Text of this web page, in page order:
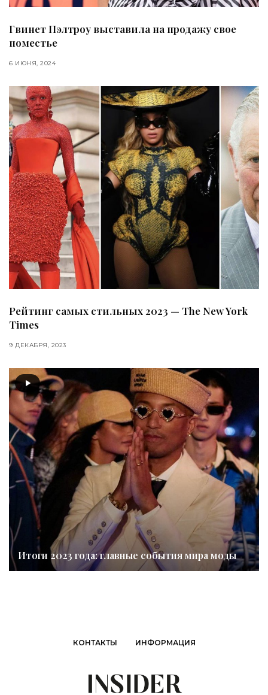
Гвинет Пэлтроу выставила на продажу свое
поместье
6 ИЮНЯ, 2024
Рейтинг самых стильных 2023 — The New York
Times
9 ДЕКАБРЯ, 2023
Итоги 2023 года: главные события мира моды
КОНТАКТЫ ИНФОРМАЦИЯ